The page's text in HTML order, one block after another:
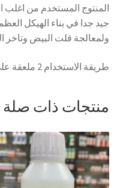
المنتوج المستخدم من اغلب
جيد جدا في بناء الهيكل
ولمعالجة قلت البيض وتاخر
طريقة الاستخدام 2 ملعقة على 1 كغم
منتجات ذات صلة